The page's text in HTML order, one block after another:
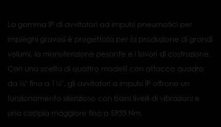
La gamma IP di avvitatori ad impulsi pneumatici per
impieghi gravosi è progettata per la produzione di grandi
volumi, la manutenzione pesante e i lavori di costruzione.
Con una scelta di quattro modelli con attacco quadro
da ½" fino a 1½", gli avvitatori a impulsi IP offrono un
funzionamento silenzioso con bassi livelli di vibrazioni e
una coppia maggiore fino a 5933 Nm.